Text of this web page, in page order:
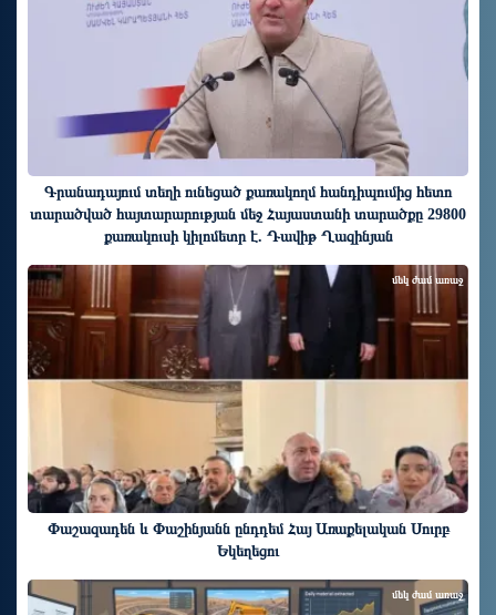
Գրանադայում տեղի ունեցած քառակողմ հանդիպումից հետո
տարածված հայտարարության մեջ Հայաստանի տարածքը 29800
քառակուսի կիլոմետր է. Դավիթ Ղազինյան
Փաշազադեն և Փաշինյանն ընդդեմ Հայ Առաքելական Սուրբ
Եկեղեցու
մեկ ժամ առաջ
մեկ ժամ առաջ